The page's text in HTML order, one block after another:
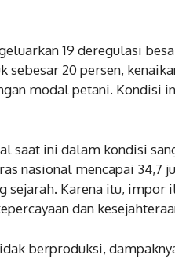
19 deregulasi
sebesar 20 persen,
modal petani. Kondisi
saat ini dalam kondisi
nasional mencapai 34,7
sejarah. Karena itu, impor
dan
berproduksi,